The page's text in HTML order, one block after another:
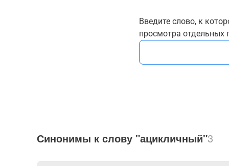
Введите слово, к
просмотра отдельных
Синонимы к слову "ацикличный"3